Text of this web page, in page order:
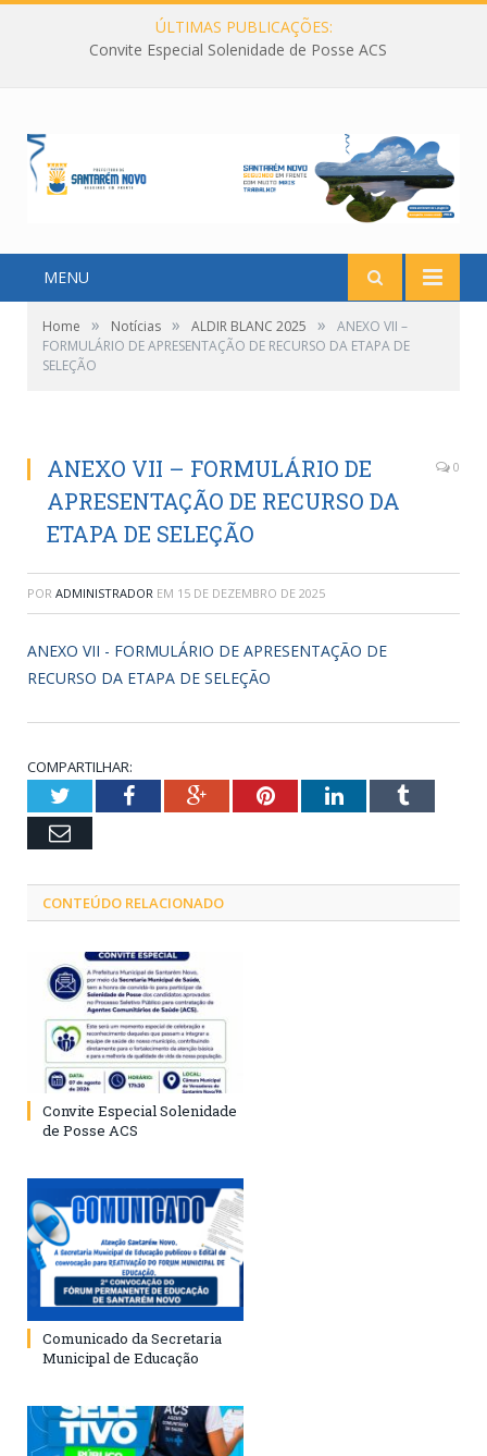
ÚLTIMAS PUBLICAÇÕES:
Convite Especial Solenidade de Posse ACS
MENU
Home » Notícias » ALDIR BLANC 2025 »
ANEXO VII –
FORMULÁRIO DE APRESENTAÇÃO DE RECURSO DA ETAPA DE
SELEÇÃO
ANEXO VII – FORMULÁRIO DE
APRESENTAÇÃO DE RECURSO DA
ETAPA DE SELEÇÃO
0
POR ADMINISTRADOR EM 15 DE DEZEMBRO DE 2025
ANEXO VII - FORMULÁRIO DE APRESENTAÇÃO DE
RECURSO DA ETAPA DE SELEÇÃO
COMPARTILHAR:
TwitterFacebookGoogle+PinterestLinkedInTumblr
Email
CONTEÚDO RELACIONADO
Convite Especial Solenidade
de Posse ACS
Comunicado da Secretaria
Municipal de Educação